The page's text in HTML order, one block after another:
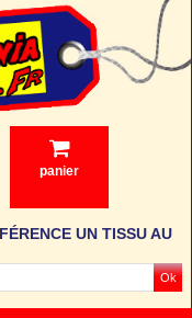
panier
UN TISSU AU